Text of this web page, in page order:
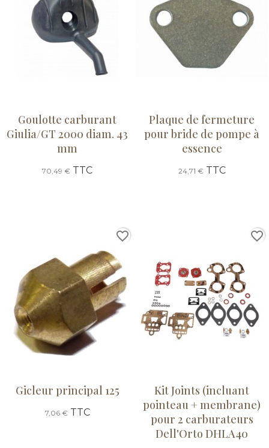
Goulotte carburant
Giulia/GT 2000 diam. 43
mm
70,49 € TTC
Plaque de fermeture
pour bride de pompe à
essence
24,71 €TTC
Gicleur principal 125
7,06 €TTC
favorite_border
Kit Joints (incluant
pointeau + membrane)
pour 2 carburateurs
Dell'Orto DHLA40
favorite_border